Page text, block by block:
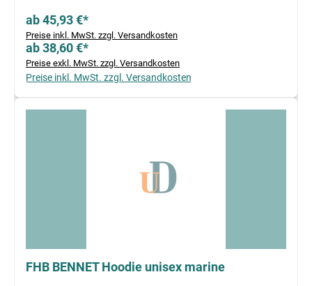
ab 45,93 €*
Preise inkl. MwSt. zzgl. Versandkosten
ab 38,60 €*
Preise exkl. MwSt. zzgl. Versandkosten
Preise inkl. MwSt. zzgl. Versandkosten
FHB BENNET Hoodie unisex marine